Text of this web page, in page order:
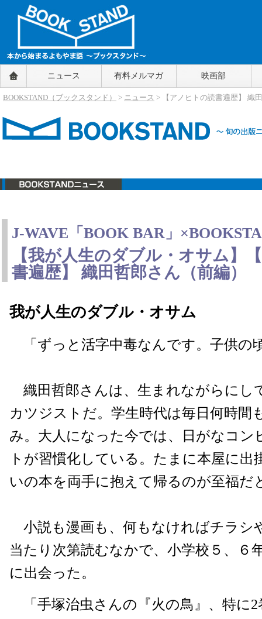
BOOKSTAND（ブックスタンド）
～本から始まるよもやま話～
BOOKSTAND（ブ
ニュース 有料メルマガ 映画部
BOOKSTAND（ブックスタンド） > ニュース > 【アノヒトの読書遍歴】 織
J-WAVE「BOOK BAR」
【我が人生のダブル・オサム】
書遍歴】 織田哲郎さん（前編）
我が人生のダブル・オサム
「ずっと活字中毒なんです。子供の
織田哲郎さんは、生まれながらにし
カツジストだ。学生時代は毎日何時間
み。大人になった今では、日がなコン
トが習慣化している。たまに本屋に出
いの本を両手に抱えて帰るのが至福だ
小説も漫画も、何もなければチラシ
当たり次第読むなかで、小学校５、６
に出会った。
「手塚治虫さんの『火の鳥』、特に2